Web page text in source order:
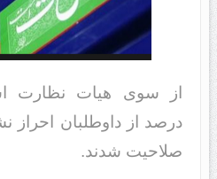
صلاحیت شدند.